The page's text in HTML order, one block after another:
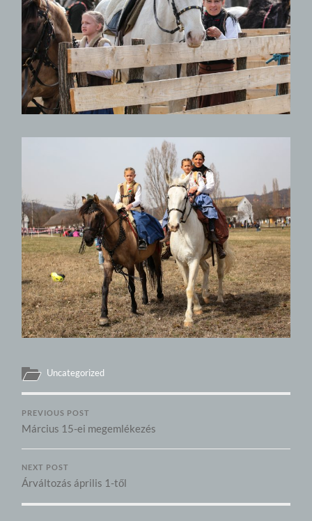
Uncategorized
PREVIOUS POST
Március 15-ei megemlékezés
NEXT POST
Árváltozás április 1-től